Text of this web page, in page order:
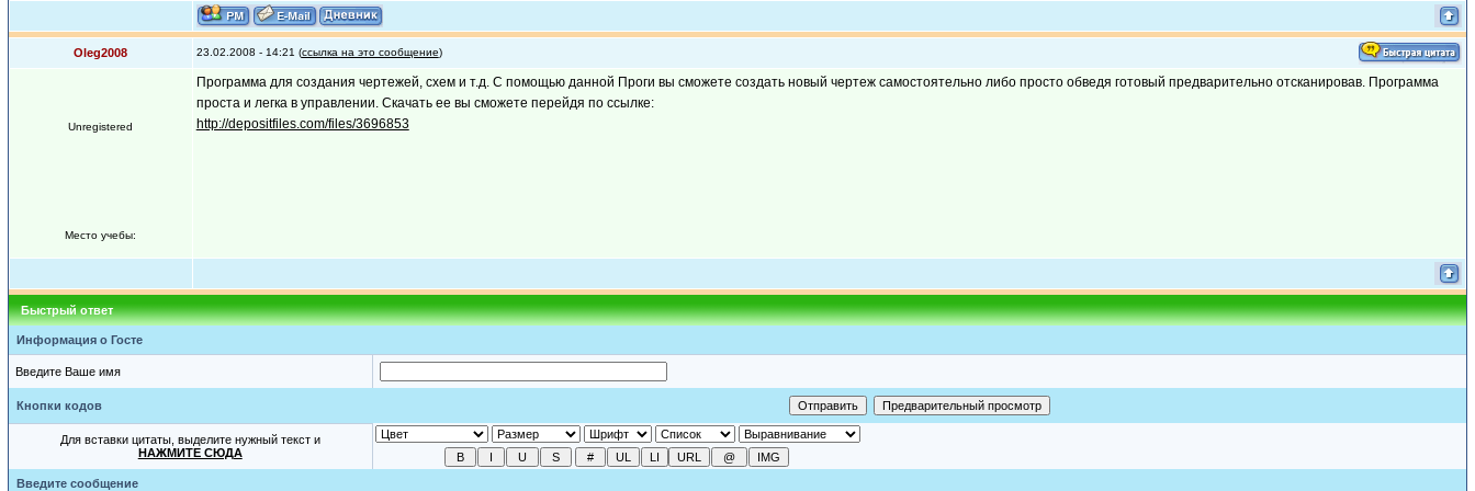
Oleg2008 23.02.2008 - 14:21 (ссылка на это сообщение)
Unregistered
Место учебы:
Программа для создания чертежей, схем и т.д. С помощью данной Проги вы сможете создать новый чертеж самостоятельно либо просто обведя готовый предварительно отсканировав. Программа
проста и легка в управлении. Скачать ее вы сможете перейдя по ссылке:
http://depositfiles.com/files/3696853
Быстрый ответ
Информация о Госте
Введите Ваше имя
Кнопки кодов
Для вставки цитаты, выделите нужный текст и
НАЖМИТЕ СЮДА
Введите сообщение